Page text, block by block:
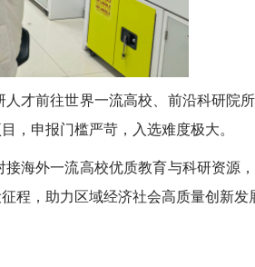
才前往世界一流高校、前沿科研院
，申报门槛严苛，入选难度极大。
海外一流高校优质教育与科研资源
程，助力区域经济社会高质量创新发